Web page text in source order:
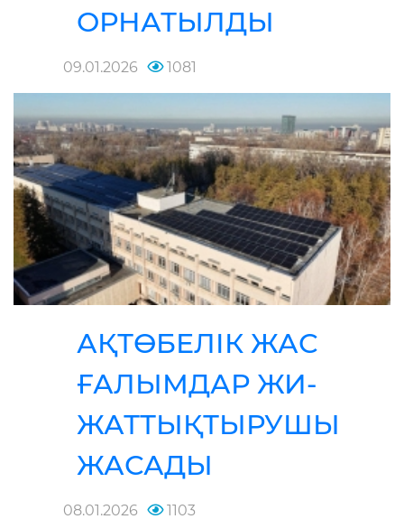
ОРНАТЫЛДЫ
09.01.2026 1081
АҚТӨБЕЛІК ЖАС
ҒАЛЫМДАР ЖИ-
ЖАТТЫҚТЫРУШЫ
ЖАСАДЫ
08.01.2026 1103